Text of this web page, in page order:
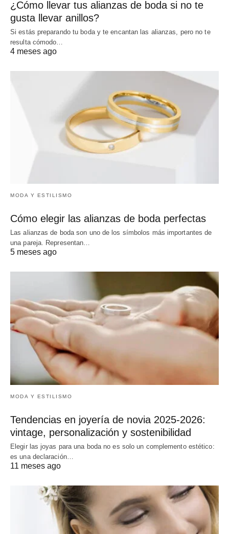
¿Cómo llevar tus alianzas de boda si no te
gusta llevar anillos?
Si estás preparando tu boda y te encantan las alianzas, pero no te
resulta cómodo…
4 meses ago
MODA Y ESTILISMO
Cómo elegir las alianzas de boda perfectas
Las alianzas de boda son uno de los símbolos más importantes de
una pareja. Representan…
5 meses ago
MODA Y ESTILISMO
Tendencias en joyería de novia 2025-2026:
vintage, personalización y sostenibilidad
Elegir las joyas para una boda no es solo un complemento estético:
es una declaración…
11 meses ago